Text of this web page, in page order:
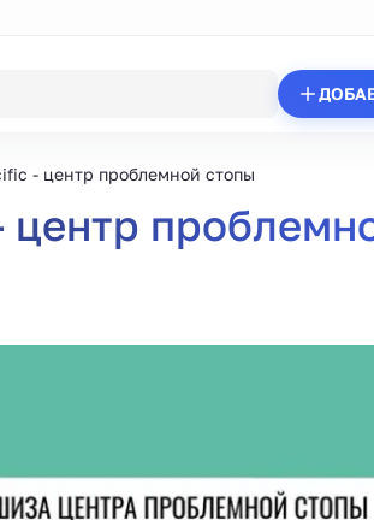
- центр проблемной стопы